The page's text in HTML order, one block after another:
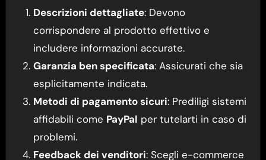
Descrizioni dettagliate: Devono
corrispondere al prodotto effettivo e
includere informazioni accurate.
Garanzia ben specificata: Assicurati che sia
esplicitamente indicata.
Metodi di pagamento sicuri: Prediligi sistemi
affidabili come PayPal per tutelarti in caso di
problemi.
Feedback dei venditori: Scegli e-commerce